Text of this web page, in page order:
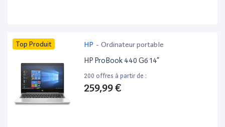
Top Produit HP - Ordinateur portable
HP ProBook 440 G6 14”
200 offres à partir de :
259,99 €